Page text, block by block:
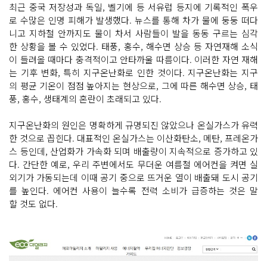
최근 중국 저장성과 독일, 벨기에 등 서유럽 등지에 기록적인 폭우
로 수많은 인명 피해가 발생했다. 뉴스를 통해 차가 물에 둥둥 떠다
니고 지하철 안까지도 물이 차서 사람들이 발을 동동 구르는 심각
한 상황을 볼 수 있었다. 태풍, 홍수, 해수면 상승 등 자연재해 소식
이 들려올 때마다 충격적이고 안타까울 따름이다. 이러한 자연 재해
는 기후 변화, 특히 지구온난화로 인한 것이다. 지구온난화는 지구
의 평균 기온이 점점 높아지는 현상으로, 그에 따른 해수면 상승, 태
풍, 홍수, 생태계의 혼란이 초래되고 있다.
지구온난화의 원인은 명확하게 규명되진 않았으나 온실가스가 유력
한 것으로 꼽힌다. 대표적인 온실가스는 이산화탄소, 메탄, 프레온가
스 등인데, 산업화가 가속화 되며 배출량이 지속적으로 증가하고 있
다. 간단한 예로, 우리 주변에서도 무더운 여름철 에어컨을 켜면 실
외기가 가동되는데 이때 공기 중으로 뜨거운 열이 배출돼 도시 공기
를 높인다. 에어컨 사용이 늘수록 전력 소비가 급증하는 것은 말
할 것도 없다.